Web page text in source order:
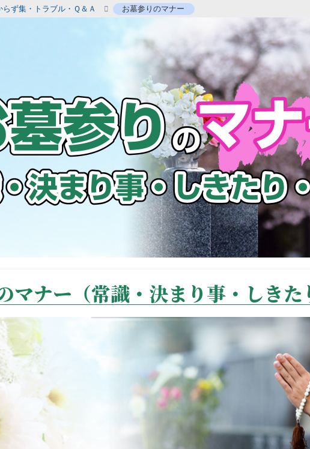
ず集・トラブル・Ｑ＆Ａ お墓参りのマナー
マナー （常識・決まり事・しきた